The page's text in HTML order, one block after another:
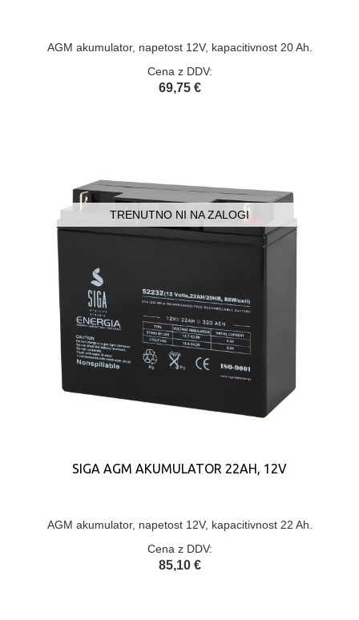
AGM akumulator, napetost 12V, kapacitivnost 20 Ah.
Cena z DDV:
69,75 €
TRENUTNO NI NA ZALOGI
SIGA AGM AKUMULATOR 22AH, 12V
AGM akumulator, napetost 12V, kapacitivnost 22 Ah.
Cena z DDV:
85,10 €